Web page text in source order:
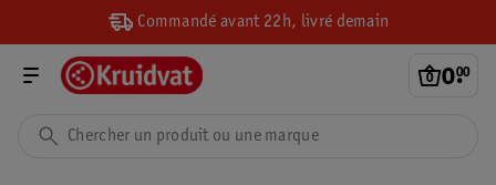
Commandé avant 22h, livré demain
0.
00